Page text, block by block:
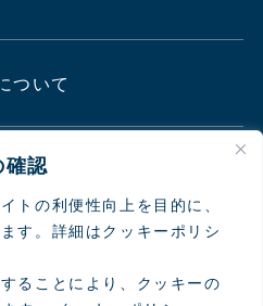
確認
トの利便性向上を目的に、
す。詳細はクッキーポリシ
ることにより、クッキーの
ついて